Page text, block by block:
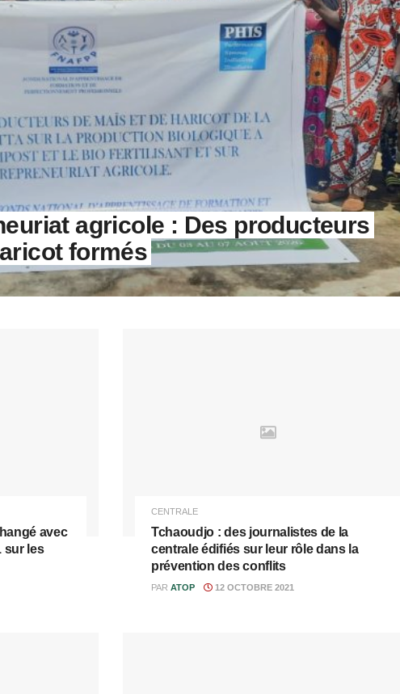
agricole : Des producteurs
formés
avec
sur les
CENTRALE
Tchaoudjo : des journalistes de la
centrale édifiés sur leur rôle dans la
prévention des conflits
PAR ATOP 12 OCTOBRE 2021